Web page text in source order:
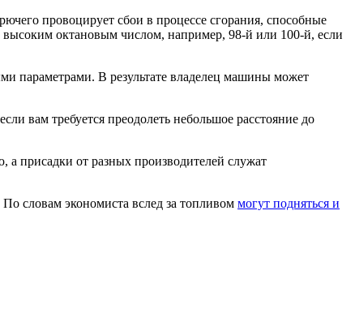
провоцирует сбои в процессе сгорания, способные
октановым числом, например, 98‑й или 100‑й, если
параметрами. В результате владелец машины может
вам требуется преодолеть небольшое расстояние до
а присадки от разных производителей служат
По словам экономиста вслед за топливом могут подняться и